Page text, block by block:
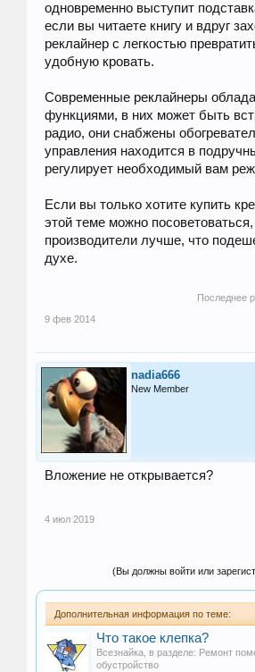
одновременно выступит
если вы читаете книгу и вдруг
реклайнер с легкостью
удобную кровать.
Современные реклайнеры
функциями, в них может быть
радио, они снабжены
управления находится в
регулирует необходимый вам
Если вы только хотите купить
этой теме можно посоветоваться,
производители лучше, что
духе.
Последнее
9 фев 2014
nadia666
New Member
Вложение не открывается?
4 июл 2019
(Вы должны войти или
Дополнительная информация по теме:
Что такое клепка?
Всезнайка , в разделе: Ремонт
обустройство